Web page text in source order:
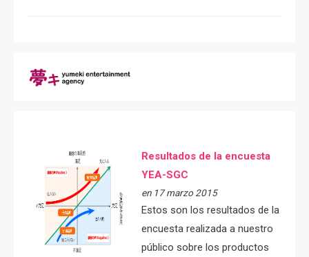
Resultados de la encuesta
YEA-SGC
en 17 marzo 2015
Estos son los resultados de la
encuesta realizada a nuestro
público sobre los productos